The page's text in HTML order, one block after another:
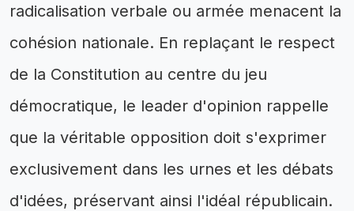
radicalisation verbale ou armée menacent la
cohésion nationale. En replaçant le respect
de la Constitution au centre du jeu
démocratique, le leader d'opinion rappelle
que la véritable opposition doit s'exprimer
exclusivement dans les urnes et les débats
d'idées, préservant ainsi l'idéal républicain.